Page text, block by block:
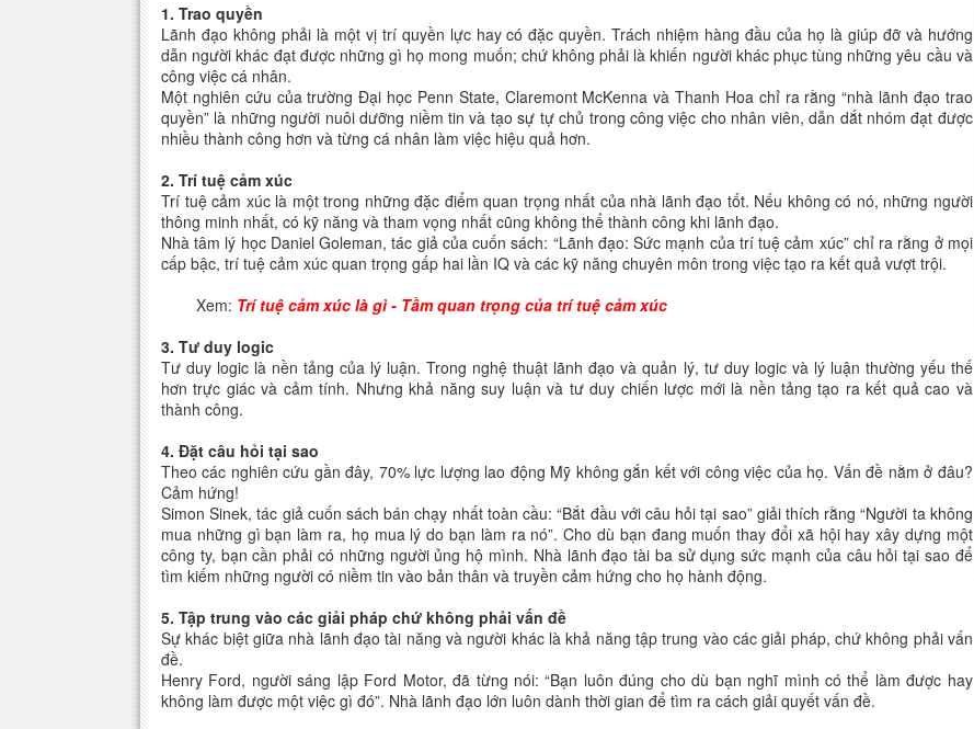
1. Trao quyền
Lãnh đạo không phải là một vị trí quyền lực hay có đặc quyền. Trách nhiệm hàng đầu của họ là giúp đỡ và hướng
dẫn người khác đạt được những gì họ mong muốn; chứ không phải là khiến người khác phục tùng những yêu cầu và
công việc cá nhân.
Một nghiên cứu của trường Đại học Penn State, Claremont McKenna và Thanh Hoa chỉ ra rằng “nhà lãnh đạo trao
quyền” là những người nuôi dưỡng niềm tin và tạo sự tự chủ trong công việc cho nhân viên, dẫn dắt nhóm đạt được
nhiều thành công hơn và từng cá nhân làm việc hiệu quả hơn.
2. Trí tuệ cảm xúc
Trí tuệ cảm xúc là một trong những đặc điểm quan trọng nhất của nhà lãnh đạo tốt. Nếu không có nó, những người
thông minh nhất, có kỹ năng và tham vọng nhất cũng không thể thành công khi lãnh đạo.
Nhà tâm lý học Daniel Goleman, tác giả của cuốn sách: “Lãnh đạo: Sức mạnh của trí tuệ cảm xúc” chỉ ra rằng ở mọi
cấp bậc, trí tuệ cảm xúc quan trọng gấp hai lần IQ và các kỹ năng chuyên môn trong việc tạo ra kết quả vượt trội.
Xem: Trí tuệ cảm xúc là gì - Tầm quan trọng của trí tuệ cảm xúc
3. Tư duy logic
Tư duy logic là nền tảng của lý luận. Trong nghệ thuật lãnh đạo và quản lý, tư duy logic và lý luận thường yếu thế
hơn trực giác và cảm tính. Nhưng khả năng suy luận và tư duy chiến lược mới là nền tảng tạo ra kết quả cao và
thành công.
4. Đặt câu hỏi tại sao
Theo các nghiên cứu gần đây, 70% lực lượng lao động Mỹ không gắn kết với công việc của họ. Vấn đề nằm ở đâu?
Cảm hứng!
Simon Sinek, tác giả cuốn sách bán chạy nhất toàn cầu: “Bắt đầu với câu hỏi tại sao” giải thích rằng “Người ta không
mua những gì bạn làm ra, họ mua lý do bạn làm ra nó”. Cho dù bạn đang muốn thay đổi xã hội hay xây dựng một
công ty, bạn cần phải có những người ủng hộ mình. Nhà lãnh đạo tài ba sử dụng sức mạnh của câu hỏi tại sao để
tìm kiếm những người có niềm tin vào bản thân và truyền cảm hứng cho họ hành động.
5. Tập trung vào các giải pháp chứ không phải vấn đề
Sự khác biệt giữa nhà lãnh đạo tài năng và người khác là khả năng tập trung vào các giải pháp, chứ không phải vấn
đề.
Henry Ford, người sáng lập Ford Motor, đã từng nói: “Bạn luôn đúng cho dù bạn nghĩ mình có thể làm được hay
không làm được một việc gì đó”. Nhà lãnh đạo lớn luôn dành thời gian để tìm ra cách giải quyết vấn đề.